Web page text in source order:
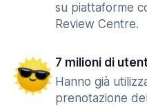
su piattaforme
Review Centre.
7 milioni di
Hanno già
prenotazione